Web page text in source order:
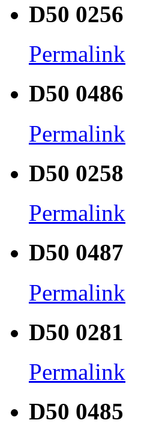
D50 0256
Permalink
D50 0486
Permalink
D50 0258
Permalink
D50 0487
Permalink
D50 0281
Permalink
D50 0485